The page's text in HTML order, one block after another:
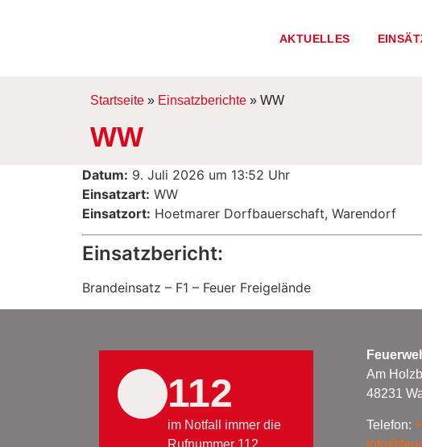
AKTUELLES
Startseite » Einsatzberichte » WW
WW
Datum: 9. Juli 2026 um 13:52 Uhr
Einsatzart: WW
Einsatzort: Hoetmarer Dorfbauerschaft, Warendorf
Einsatzbericht:
Brandeinsatz – F1 – Feuer Freigelände
112
im Notfall immer die
Rufnummer 112
Am
48231
Telefon: